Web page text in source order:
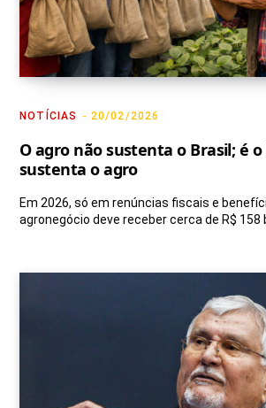
NOTÍCIAS 20/02/2026
O agro não sustenta o Brasil; é
sustenta o agro
Em 2026, só em renúncias fiscais e
agronegócio deve receber cerca de R$ 158